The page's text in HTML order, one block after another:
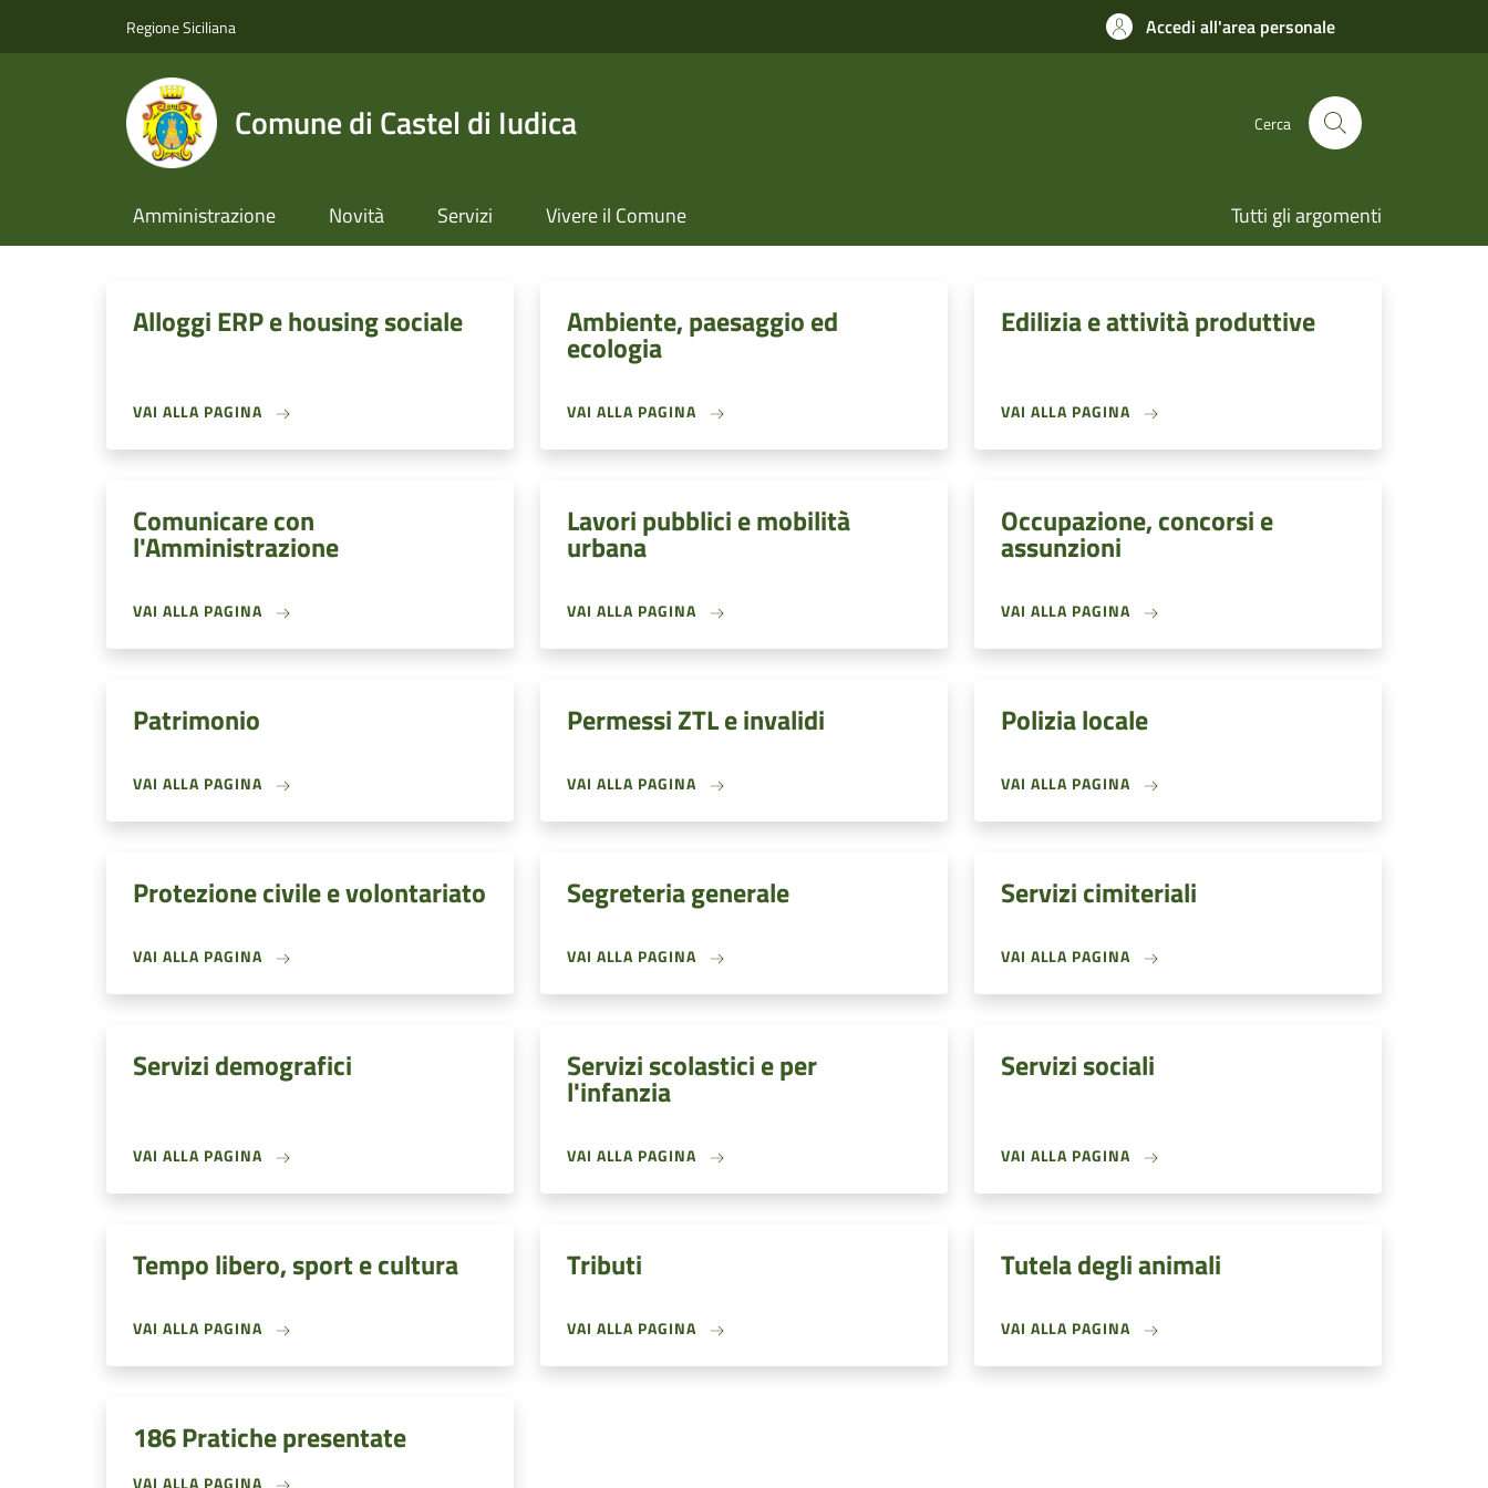
Regione Siciliana Accedi all'area personale
Comune di Castel di Iudica Cerca
Amministrazione Novità Servizi Vivere il Comune Tutti gli argomenti
Alloggi ERP e housing sociale
VAI ALLA PAGINA
Ambiente, paesaggio ed
ecologia
VAI ALLA PAGINA
Edilizia e attività produttive
VAI ALLA PAGINA
Comunicare con
l'Amministrazione
VAI ALLA PAGINA
Lavori pubblici e mobilità
urbana
VAI ALLA PAGINA
Occupazione, concorsi e
assunzioni
VAI ALLA PAGINA
Patrimonio
VAI ALLA PAGINA
Permessi ZTL e invalidi
VAI ALLA PAGINA
Polizia locale
VAI ALLA PAGINA
Protezione civile e volontariato
VAI ALLA PAGINA
Segreteria generale
VAI ALLA PAGINA
Servizi cimiteriali
VAI ALLA PAGINA
Servizi demografici
VAI ALLA PAGINA
Servizi scolastici e per
l'infanzia
VAI ALLA PAGINA
Servizi sociali
VAI ALLA PAGINA
Tempo libero, sport e cultura
VAI ALLA PAGINA
Tributi
VAI ALLA PAGINA
Tutela degli animali
VAI ALLA PAGINA
186 Pratiche presentate
VAI ALLA PAGINA